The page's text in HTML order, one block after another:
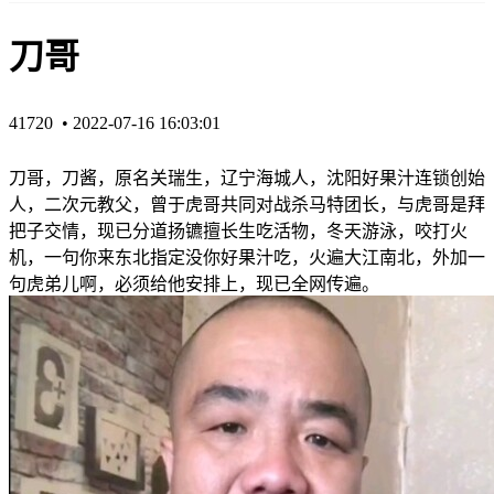
刀哥
41720 • 2022-07-16 16:03:01
刀哥，刀酱，原名关瑞生，辽宁海城人，沈阳好果汁连锁创始
人，二次元教父，曾于虎哥共同对战杀马特团长，与虎哥是拜
把子交情，现已分道扬镳擅长生吃活物，冬天游泳，咬打火
机，一句你来东北指定没你好果汁吃，火遍大江南北，外加一
句虎弟儿啊，必须给他安排上，现已全网传遍。